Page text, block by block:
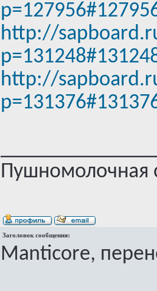
http://
http://
Пушномолочная
Заголовок сообщения:
Manticore,